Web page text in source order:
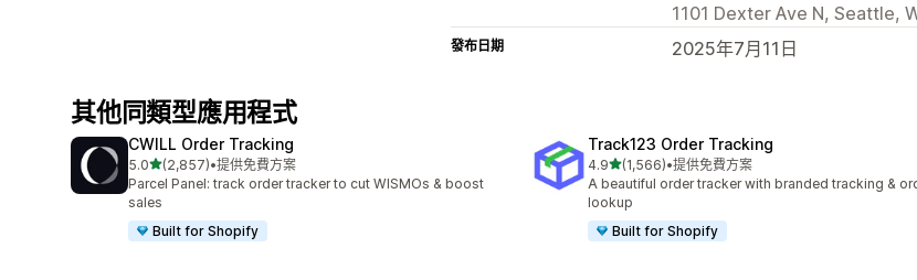
1101 Dexter Ave N, Seattle,
發布日期 2025年7月11日
其他同類型應用程式
CWILL Order Tracking
5.0滿分 5 顆星
(2,857)
共有 2857 則評價
•提供免費方案
Parcel Panel: track order tracker to cut WISMOs & boost
sales
Built for Shopify
Track123 Order Tracking
4.9滿分 5 顆星
(1,566)
共有 1566 則評價
•提供免費方案
A beautiful order tracker with branded tracking &
lookup
Built for Shopify